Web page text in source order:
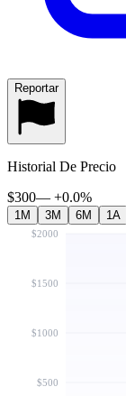
Reportar
Historial De Precio
$300— +0.0%
1M 3M 6M 1A
$500
$1000
$1500
$2000